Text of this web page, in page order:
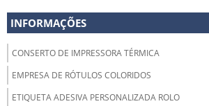
INFORMAÇÕES
CONSERTO DE IMPRESSORA TÉRMICA
EMPRESA DE RÓTULOS COLORIDOS
ETIQUETA ADESIVA PERSONALIZADA ROLO